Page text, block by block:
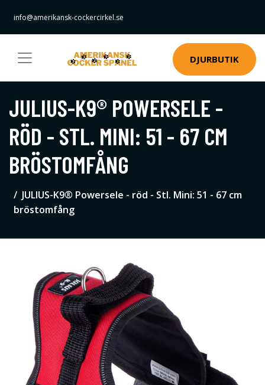
info@amerikansk-cockercirkel.se
DJURBUTIK
JULIUS-K9® POWERSELE -
RÖD - STL. MINI: 51 - 67 CM
BRÖSTOMFÅNG
JULIUS-K9® Powersele - röd - Stl. Mini: 51 - 67 cm
bröstomfång